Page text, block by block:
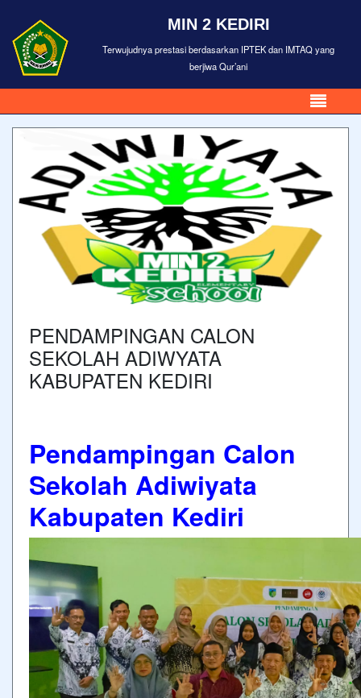
MIN 2 KEDIRI
Terwujudnya prestasi berdasarkan IPTEK dan IMTAQ yang
berjiwa Qur’ani
PENDAMPINGAN CALON
SEKOLAH ADIWYATA
KABUPATEN KEDIRI
Pendampingan Calon
Sekolah Adiwiyata
Kabupaten Kediri